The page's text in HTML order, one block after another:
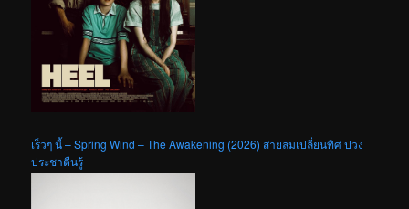
เร็วๆ นี้ – Spring Wind – The Awakening (2026) สายลมเปลี่ยนทิศ ปวง
ประชาตื่นรู้